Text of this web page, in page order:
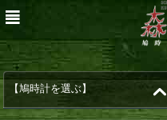
【鳩時計を選ぶ】